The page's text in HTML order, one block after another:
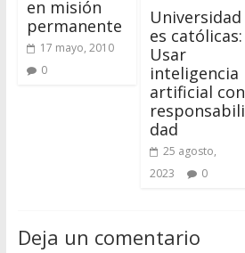
en misión
permanente
17 mayo, 2010
0
Universidad
es católicas:
Usar
inteligencia
artificial con
responsabili
dad
25 agosto,
2023
0
Deja un comentario